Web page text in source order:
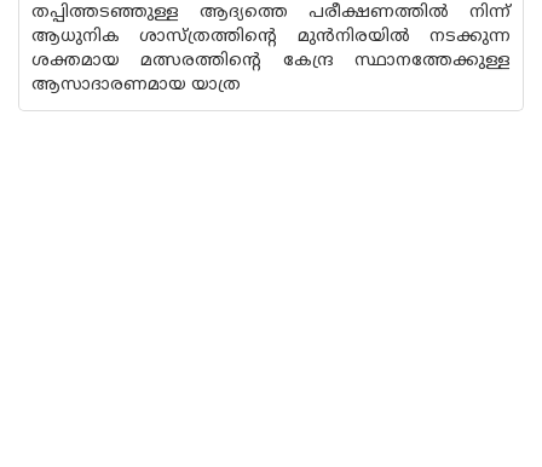
തപ്പിത്തടഞ്ഞുള്ള ആദ്യത്തെ പരീക്ഷണത്തിൽ നിന്ന്
ആധുനിക ശാസ്ത്രത്തിന്റെ മുൻനിരയിൽ നടക്കുന്ന
ശക്തമായ മത്സരത്തിന്റെ കേന്ദ്ര സ്ഥാനത്തേക്കുള്ള
ആസാദാരണമായ യാത്ര